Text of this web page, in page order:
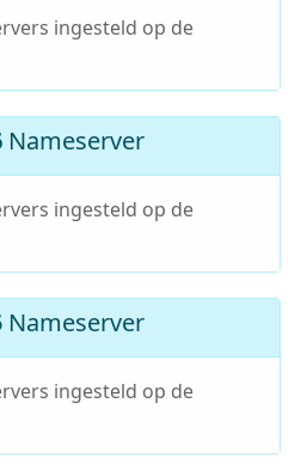
ingesteld op de
Nameserver
ingesteld op de
Nameserver
ingesteld op de